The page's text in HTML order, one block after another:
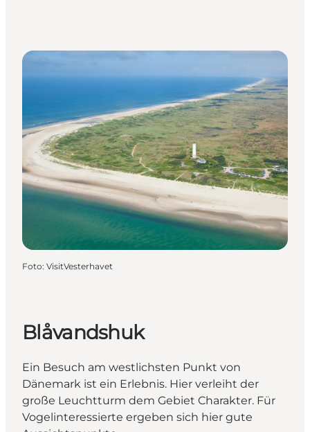
Foto: VisitVesterhavet
Blåvandshuk
Ein Besuch am westlichsten Punkt von
Dänemark ist ein Erlebnis. Hier verleiht der
große Leuchtturm dem Gebiet Charakter. Für
Vogelinteressierte ergeben sich hier gute